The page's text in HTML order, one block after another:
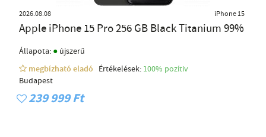
2026.08.08 iPhone 15
Apple iPhone 15 Pro 256 GB Black Titanium 99%
Állapota: ● újszerű
megbízható eladó
Értékelések: 100% pozítiv
Budapest
239 999 Ft